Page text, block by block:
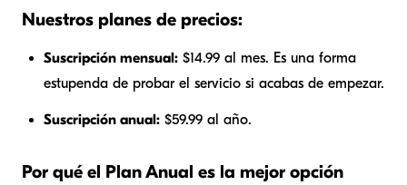
Nuestros planes de precios:
Suscripción mensual: $14.99 al mes. Es una forma
estupenda de probar el servicio si acabas de empezar.
Suscripción anual: $59.99 al año.
Por qué el Plan Anual es la mejor opción